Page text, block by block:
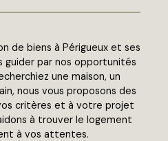
de biens à Périgueux et ses
guider par nos opportunités
une maison, un
nous vous proposons des
critères et à votre projet
à trouver le logement
à vos attentes.